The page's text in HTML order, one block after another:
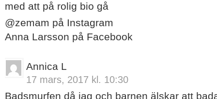
med att på rolig bio gå
@zemam på Instagram
Anna Larsson på Facebook
Annica L
17 mars, 2017 kl. 10:30
Badsmurfen då jag och barnen älskar att